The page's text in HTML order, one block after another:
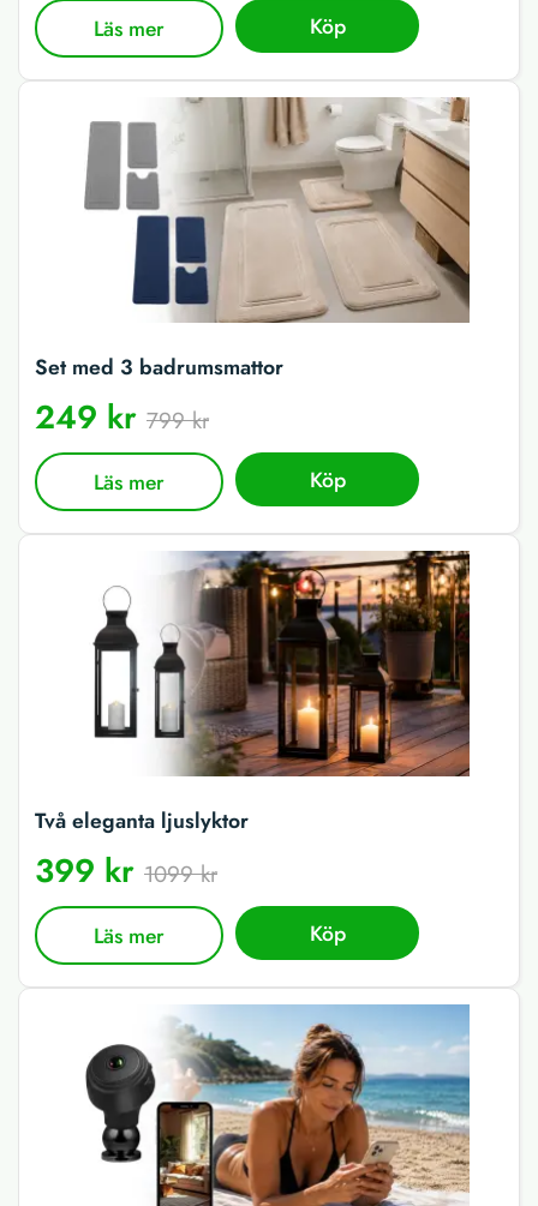
Läs mer Köp
Set med 3 badrumsmattor
249 kr 799 kr
Läs mer Köp
Två eleganta ljuslyktor
399 kr 1099 kr
Läs mer Köp